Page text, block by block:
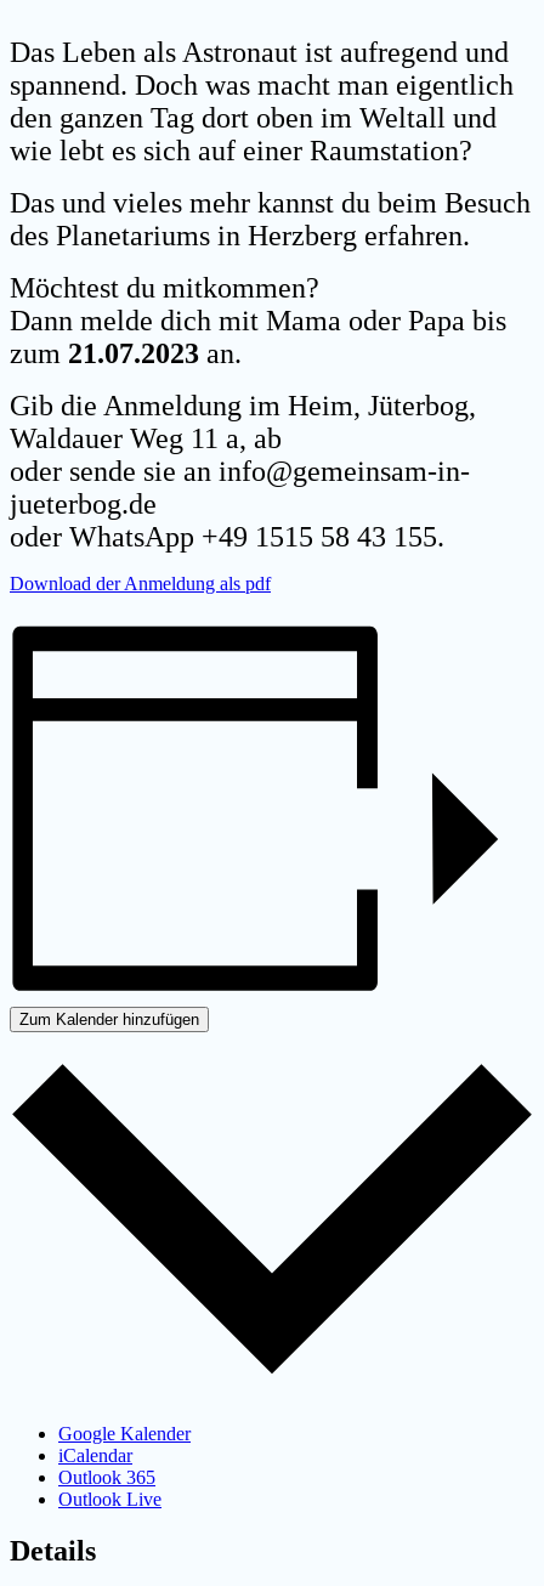
Das Leben als Astronaut ist aufregend und
spannend. Doch was macht man eigentlich
den ganzen Tag dort oben im Weltall und
wie lebt es sich auf einer Raumstation?
Das und vieles mehr kannst du beim Besuch
des Planetariums in Herzberg erfahren.
Möchtest du mitkommen?
Dann melde dich mit Mama oder Papa bis
zum 21.07.2023 an.
Gib die Anmeldung im Heim, Jüterbog,
Waldauer Weg 11 a, ab
oder sende sie an info@gemeinsam-in-
jueterbog.de
oder WhatsApp +49 1515 58 43 155.
Download der Anmeldung als pdf
Zum Kalender hinzufügen
Google Kalender
iCalendar
Outlook 365
Outlook Live
Details